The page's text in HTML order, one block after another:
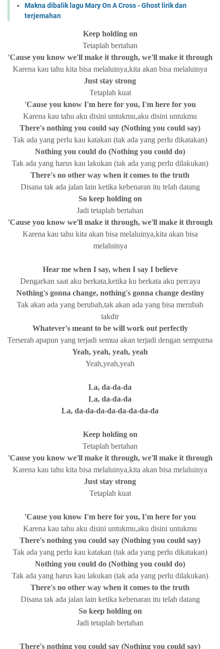
Makna dibalik lagu Mary On A Cross - Ghost lirik dan
terjemahan
Keep holding on
Tetaplah bertahan
'Cause you know we'll make it through, we'll make it through
Karena kau tahu kita bisa melaluinya,kita akan bisa melaluinya
Just stay strong
Tetaplah kuat
'Cause you know I'm here for you, I'm here for you
Karena kau tahu aku disini untukmu,aku disini untukmu
There's nothing you could say (Nothing you could say)
Tak ada yang perlu kau katakan (tak ada yang perlu dikatakan)
Nothing you could do (Nothing you could do)
Tak ada yang harus kau lakukan (tak ada yang perlu dilakukan)
There's no other way when it comes to the truth
Disana tak ada jalan lain ketika kebenaran itu telah datang
So keep holding on
Jadi tetaplah bertahan
'Cause you know we'll make it through, we'll make it through
Karena kau tahu kita akan bisa melaluinya,kita akan bisa
melaluinya
Hear me when I say, when I say I believe
Dengarkan saat aku berkata,ketika ku berkata aku percaya
Nothing's gonna change, nothing's gonna change destiny
Tak akan ada yang berubah,tak akan ada yang bisa merubah
takdir
Whatever's meant to be will work out perfectly
Terserah apapun yang terjadi semua akan terjadi dengan sempurna
Yeah, yeah, yeah, yeah
Yeah,yeah,yeah
La, da-da-da
La, da-da-da
La, da-da-da-da-da-da-da-da
Keep holding on
Tetaplah bertahan
'Cause you know we'll make it through, we'll make it through
Karena kau tahu kita bisa melaluinya,kita akan bisa melaluinya
Just stay strong
Tetaplah kuat
'Cause you know I'm here for you, I'm here for you
Karena kau tahu aku disini untukmu,aku disini untukmu
There's nothing you could say (Nothing you could say)
Tak ada yang perlu kau katakan (tak ada yang perlu dikatakan)
Nothing you could do (Nothing you could do)
Tak ada yang harus kau lakukan (tak ada yang perlu dilakukan)
There's no other way when it comes to the truth
Disana tak ada jalan lain ketika kebenaran itu telah datang
So keep holding on
Jadi tetaplah bertahan
There's nothing you could say (Nothing you could say)